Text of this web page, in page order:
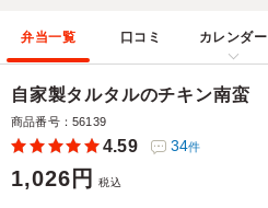
弁当一覧 口コミ カレンダー
自家製タルタルのチキン南蛮
商品番号：56139
4.59 34件
1,026円 税込